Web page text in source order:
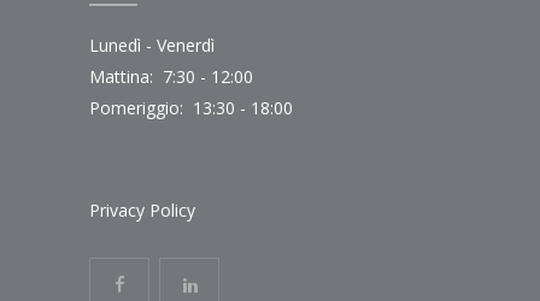
Lunedì - Venerdì
Mattina: 7:30 - 12:00
Pomeriggio: 13:30 - 18:00
Privacy Policy